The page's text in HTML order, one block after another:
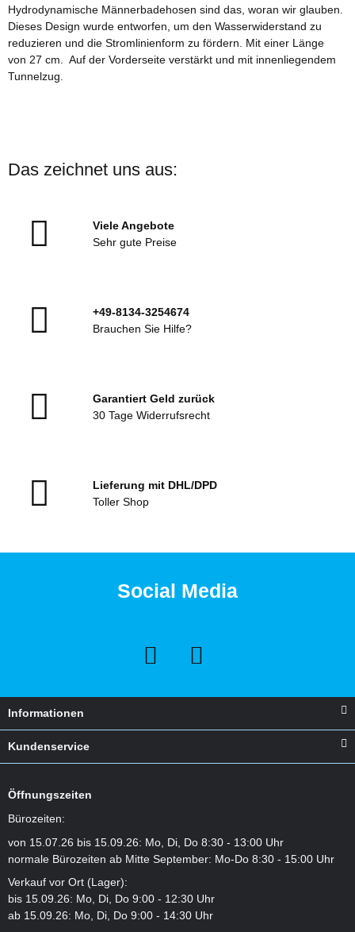
Hydrodynamische Männerbadehosen sind das, woran wir glauben.
Dieses Design wurde entworfen, um den Wasserwiderstand zu
reduzieren und die Stromlinienform zu fördern. Mit einer Länge
von 27 cm. Auf der Vorderseite verstärkt und mit innenliegendem
Tunnelzug.
Das zeichnet uns aus:
Viele Angebote
Sehr gute Preise
+49-8134-3254674
Brauchen Sie Hilfe?
Garantiert Geld zurück
30 Tage Widerrufsrecht
Lieferung mit DHL/DPD
Toller Shop
Social Media
Informationen
Kundenservice
Öffnungszeiten
Bürozeiten:
von 15.07.26 bis 15.09.26: Mo, Di, Do 8:30 - 13:00 Uhr
normale Bürozeiten ab Mitte September: Mo-Do 8:30 - 15:00 Uhr
Verkauf vor Ort (Lager):
bis 15.09.26: Mo, Di, Do 9:00 - 12:30 Uhr
ab 15.09.26: Mo, Di, Do 9:00 - 14:30 Uhr